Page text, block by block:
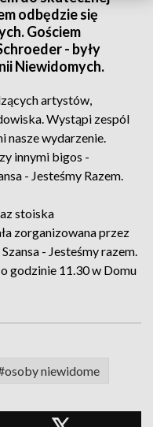
odbędzie się
Gościem
- były
Niewidomych.
artystów,
Wystąpi zespól
nasze wydarzenie.
innymi bigos -
- Jesteśmy Razem.
stoiska
zorganizowana przez
- Jesteśmy razem.
godzinie 11.30 w Domu
niewidome